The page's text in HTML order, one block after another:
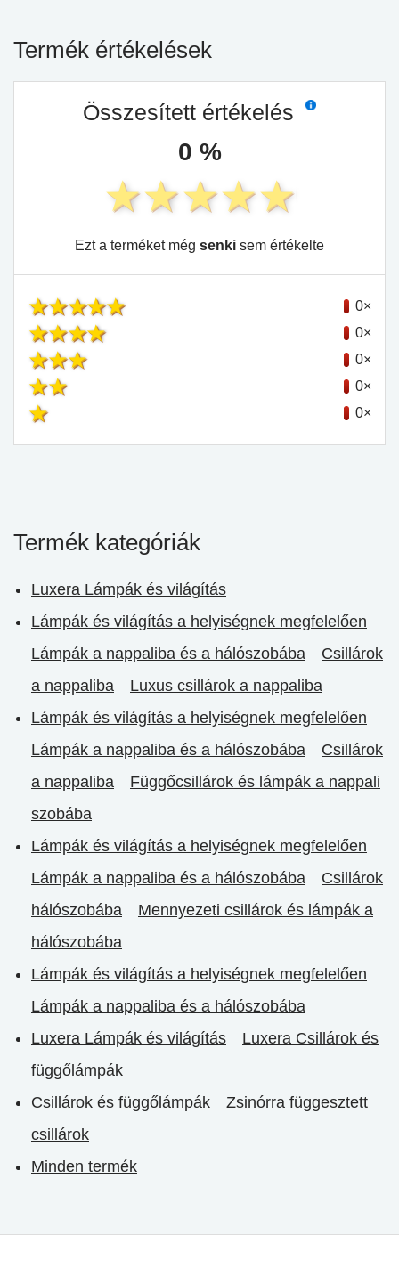
Termék értékelések
Összesített értékelés
0 %
Ezt a terméket még senki sem értékelte
0×
0×
0×
0×
0×
Termék kategóriák
Luxera Lámpák és világítás
Lámpák és világítás a helyiségnek megfelelően
Lámpák a nappaliba és a hálószobába
Csillárok
a nappaliba
Luxus csillárok a nappaliba
Lámpák és világítás a helyiségnek megfelelően
Lámpák a nappaliba és a hálószobába
Csillárok
a nappaliba
Függőcsillárok és lámpák a nappali
szobába
Lámpák és világítás a helyiségnek megfelelően
Lámpák a nappaliba és a hálószobába
Csillárok
hálószobába
Mennyezeti csillárok és lámpák a
hálószobába
Lámpák és világítás a helyiségnek megfelelően
Lámpák a nappaliba és a hálószobába
Luxera Lámpák és világítás
Luxera Csillárok és
függőlámpák
Csillárok és függőlámpák
Zsinórra függesztett
csillárok
Minden termék